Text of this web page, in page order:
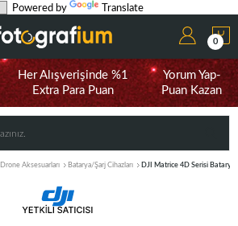
Powered by Translate
0
Her Alışverişinde %1
Extra Para Puan
Yorum Yap-
Puan Kazan
Drone Aksesuarları Batarya/Şarj Cihazları DJI Matrice 4D Serisi Batarya